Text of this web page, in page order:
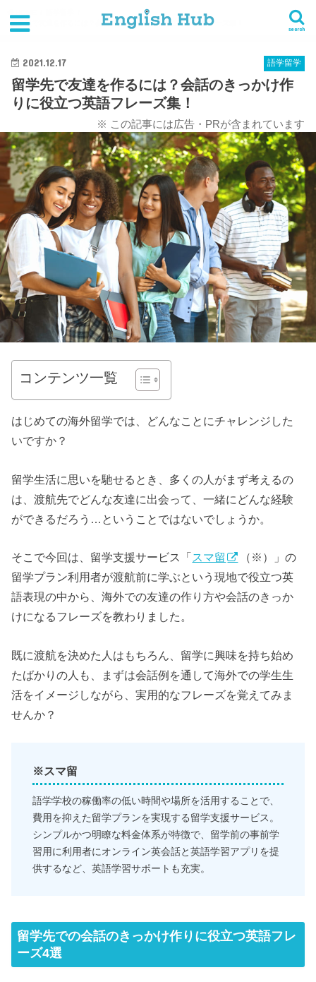
search
留学先で友達を作るには？会話のきっかけ作りに役立つ英語フレーズ集！
語学留学
2021.12.17
留学先で友達を作るには？会話のきっかけ作
りに役立つ英語フレーズ集！
※ この記事には広告・PRが含まれています
コンテンツ一覧
はじめての海外留学では、どんなことにチャレンジした
いですか？
留学生活に思いを馳せるとき、多くの人がまず考えるの
は、渡航先でどんな友達に出会って、一緒にどんな経験
ができるだろう…ということではないでしょうか。
そこで今回は、留学支援サービス「スマ留
（※）」の
留学プラン利用者が渡航前に学ぶという現地で役立つ英
語表現の中から、海外での友達の作り方や会話のきっか
けになるフレーズを教わりました。
既に渡航を決めた人はもちろん、留学に興味を持ち始め
たばかりの人も、まずは会話例を通して海外での学生生
活をイメージしながら、実用的なフレーズを覚えてみま
せんか？
※スマ留
語学学校の稼働率の低い時間や場所を活用することで、
費用を抑えた留学プランを実現する留学支援サービス。
シンプルかつ明瞭な料金体系が特徴で、留学前の事前学
習用に利用者にオンライン英会話と英語学習アプリを提
供するなど、英語学習サポートも充実。
留学先での会話のきっかけ作りに役立つ英語フレ
ーズ4選